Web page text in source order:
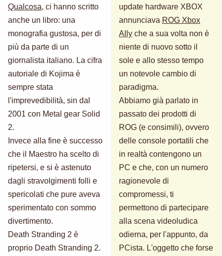
Qualcosa, ci hanno scritto
anche un libro: una
monografia gustosa, per di
più da parte di un
giornalista italiano. La cifra
autoriale di Kojima è
sempre stata
l'imprevedibilità, sin dal
2001 con Metal gear Solid
2.
Invece alla fine è successo
che il Maestro ha scelto di
ripetersi, e si è astenuto
dagli stravolgimenti folli e
spericolati che pure aveva
sperimentato con sommo
divertimento.
Death Stranding 2 è
proprio Death Stranding 2.
update hardware XBOX
annunciava ROG Xbox
Ally che a sua volta non è
niente di nuovo sotto il
sole e allo stesso tempo
un notevole cambio di
paradigma.
Abbiamo già parlato in
passato dei prodotti di
ROG (e consimili), ovvero
delle console portatili che
in realtà contengono un
PC e che, con un numero
ragionevole di
compromessi, ti
permettono di partecipare
alla scena videoludica
odierna, per l'appunto, da
PCista. L'oggetto che forse